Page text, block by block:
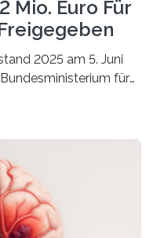
Mio. Euro Für
2025 am 5. Juni
für
in
freigegeben – unter
Zentrales
(ZIM) und